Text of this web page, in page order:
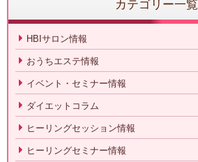
カテゴリー一覧
HBIサロン情報
おうちエステ情報
イベント・セミナー情報
ダイエットコラム
ヒーリングセッション情報
ヒーリングセミナー情報